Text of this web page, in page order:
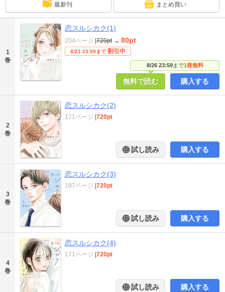
最新刊 まとめ買い
1
巻
恋スルシカク(1)
8/26 23:59まで1冊無料
204ページ |720pt → 80pt
8/21 23:59まで 割引中
無料で読む 購入する
2
巻
恋スルシカク(2)
171ページ |720pt
試し読み 購入する
3
巻
恋スルシカク(3)
187ページ |720pt
試し読み 購入する
4
巻
恋スルシカク(4)
171ページ |720pt
試し読み 購入する